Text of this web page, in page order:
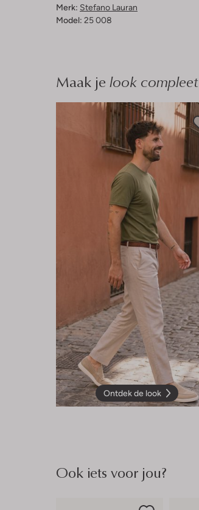
Merk: Stefano Lauran
Model: 25 008
Maak je look compleet
Ontdek de look
Ook iets voor jou?